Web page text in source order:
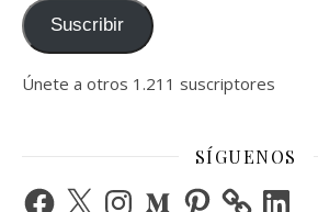
Suscribir
Únete a otros 1.211 suscriptores
SÍGUENOS
Facebook
X InstagramMediumPinterest LinkedIn